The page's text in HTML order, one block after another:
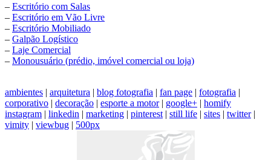
– Escritório com Salas
– Escritório em Vão Livre
– Escritório Mobiliado
– Galpão Logístico
– Laje Comercial
– Monousuário (prédio, imóvel comercial ou loja)
ambientes | arquitetura | blog fotografia | fan page | fotografia |
corporativo | decoração | esporte a motor| google+ | homify
instagram | linkedin | marketing | pinterest | still life | sites | twitter|
vimity | viewbug | 500px